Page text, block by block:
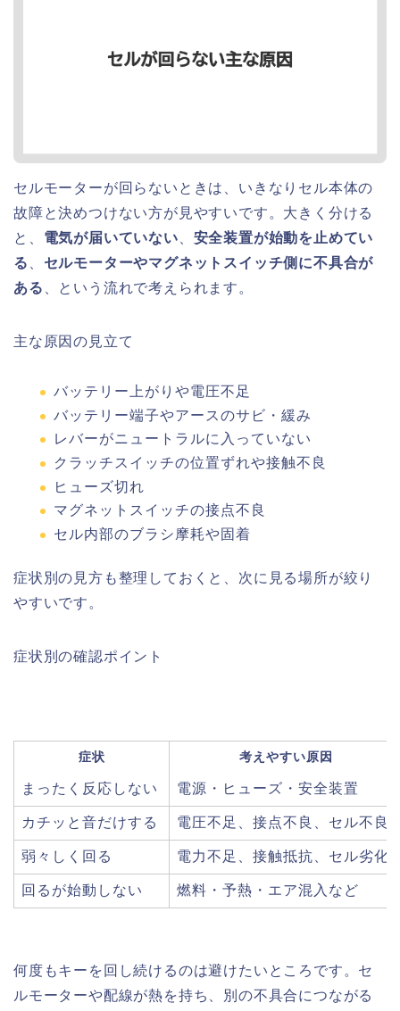
セルモーターが回らないときは、いきなりセル本体の
故障と決めつけない方が見やすいです。大きく分ける
と、 電気が届いていない
安全装置が始動を止めてい
る
セルモーターやマグネットスイッチ側に不具合が
ある 、という流れで考えられます。
主な原因の見立て
バッテリー上がりや電圧不足
バッテリー端子やアースのサビ・緩み
レバーがニュートラルに入っていない
クラッチスイッチの位置ずれや接触不良
ヒューズ切れ
マグネットスイッチの接点不良
セル内部のブラシ摩耗や固着
症状別の見方も整理しておくと、次に見る場所が絞り
やすいです。
症状別の確認ポイント
症状 考えやすい原因
まったく反応しない 電源・ヒューズ・安全装置
カチッと音だけする 電圧不足、接点不良、セル不良
弱々しく回る 電力不足、接触抵抗、セル劣化
回るが始動しない 燃料・予熱・エア混入など
何度もキーを回し続けるのは避けたいところです。セ
ルモーターや配線が熱を持ち、別の不具合につながる